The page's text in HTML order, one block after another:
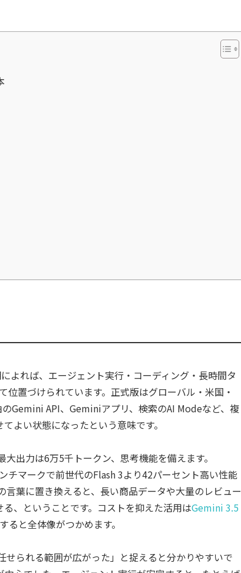
よれば、エージェント実行・コーディング・長時間タ
置づけられています。正式版はグローバル・米国・
Gemini API、Geminiアプリ、検索のAI Modeなど、複
よい状態になったという意味です。
出力は6万5千トークン、思考機能を備えます。
チマークで前世代のFlash 3より42パーセント高い性能
葉に置き換えると、長い商品データや大量のレビュー
、ということです。コストを抑えた活用はGemini 3.5
ると全体像がつかめます。
られる範囲が広がった」と捉えると分かりやすいで